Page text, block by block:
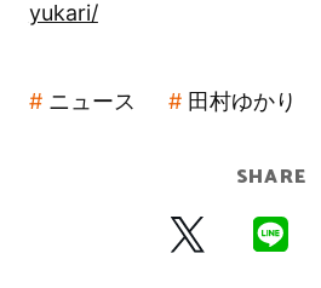
yukari/
ニュース 田村ゆかり
SHARE